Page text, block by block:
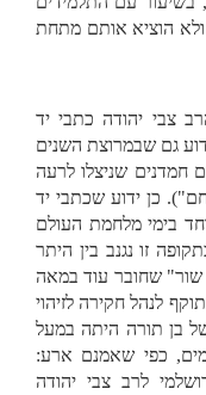
ולא הוציא אותם מתחת
צבי יהודה כתבי יד
גם שבמרוצת השנים
חמדנים שניצלו לרעה
כן ידוע שכתבי יד
בימי מלחמת העולם
זו נגנב בין היתר
שחובר עוד במאה
לנהל חקירה לזיהוי
בן תורה היתה במעל
כפי שאמנם ארע:
לרב צבי יהודה